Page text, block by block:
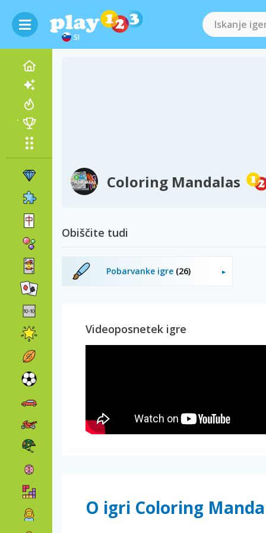
SI
Coloring Mandalas
Obiščite tudi
Pobarvanke igre (26)
Videoposnetek igre
O igri Coloring